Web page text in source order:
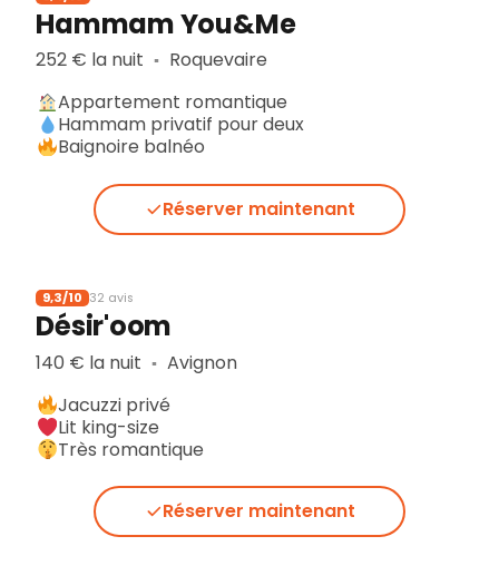
Hammam You&Me
252 € la nuit ▪︎ Roquevaire
Appartement romantique
Hammam privatif pour deux
Baignoire balnéo
Réserver maintenant
9,3/10 32 avis
Désir'oom
140 € la nuit ▪︎ Avignon
Jacuzzi privé
Lit king-size
Très romantique
Réserver maintenant